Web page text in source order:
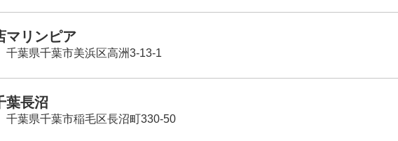
マリンピア
葉県千葉市美浜区高洲3-13-1
葉長沼
葉県千葉市稲毛区長沼町330-50